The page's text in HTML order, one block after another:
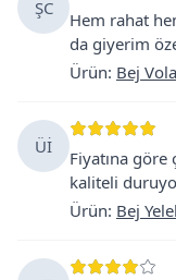
ŞC
Hem rahat
da giyerim
Ürün: Bej
Üİ
Fiyatına
kaliteli
Ürün: Bej